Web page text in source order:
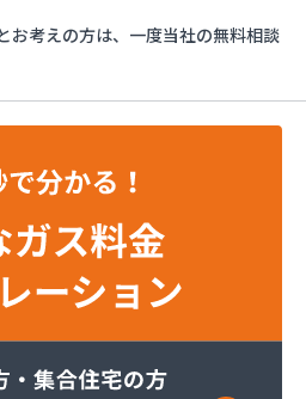
式会社 蒲郡営業所
式会社 吉良営業所
式会社 新城営業所
式会社 西尾営業所
式会社 尾張支店 春日井営
式会社 豊川営業所
お考えの方は、一度当社の無料相談